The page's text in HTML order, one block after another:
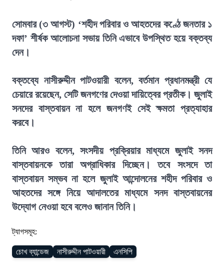
সোমবার (৩ আগস্ট) ‘শহীদ পরিবার ও আহতদের কণ্ঠে জনতার ১
দফা’ শীর্ষক আলোচনা সভায় তিনি এভাবে উপস্থিত হয়ে বক্তব্য
দেন।
বক্তব্যে নাসীরুদ্দীন পাটওয়ারী বলেন, বর্তমান প্রধানমন্ত্রী যে
চেয়ারে রয়েছেন, সেটি জনগণের দেওয়া দায়িত্বের প্রতীক। জুলাই
সনদের বাস্তবায়ন না হলে জনগণই সেই ক্ষমতা প্রত্যাহার
করবে।
তিনি আরও বলেন, সংসদীয় প্রক্রিয়ার মাধ্যমে জুলাই সনদ
বাস্তবায়নকে তারা অগ্রাধিকার দিচ্ছেন। তবে সংসদে তা
বাস্তবায়ন সম্ভব না হলে জুলাই আন্দোলনের শহীদ পরিবার ও
আহতদের সঙ্গে নিয়ে আদালতের মাধ্যমে সনদ বাস্তবায়নের
উদ্যোগ নেওয়া হবে বলেও জানান তিনি।
ট্যাগসমূহ:
চোখ ব্যান্ডেজ নাসীরুদ্দীন পাটওয়ারী এনসিপি